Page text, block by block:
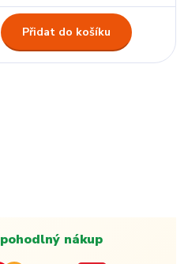
Přidat do košíku
nákup